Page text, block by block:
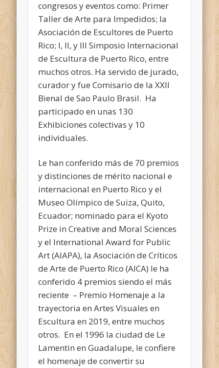
congresos y eventos como: Primer
Taller de Arte para Impedidos; la
Asociación de Escultores de Puerto
Rico; I, II, y III Simposio Internacional
de Escultura de Puerto Rico, entre
muchos otros. Ha servido de jurado,
curador y fue Comisario de la XXII
Bienal de Sao Paulo Brasil. Ha
participado en unas 130
Exhibiciones colectivas y 10
individuales.
Le han conferido más de 70 premios
y distinciones de mérito nacional e
internacional en Puerto Rico y el
Museo Olímpico de Suiza, Quito,
Ecuador; nominado para el Kyoto
Prize in Creative and Moral Sciences
y el International Award for Public
Art (AIAPA), la Asociación de Críticos
de Arte de Puerto Rico (AICA) le ha
conferido 4 premios siendo el más
reciente – Premio Homenaje a la
trayectoria en Artes Visuales en
Escultura en 2019, entre muchos
otros. En el 1996 la ciudad de Le
Lamentin en Guadalupe, le confiere
el homenaje de convertir su